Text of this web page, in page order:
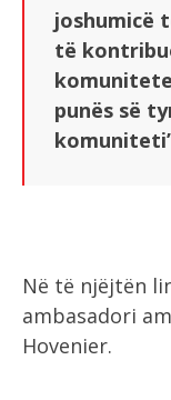
joshumicë
të
punës së
Në të njëjtën
ambasadori
Hovenier.